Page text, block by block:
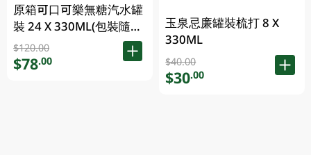
原箱可口可樂無糖汽水罐
裝 24 X 330ML(包裝隨機
發送)
$120.00
$78.00
玉泉忌廉罐裝梳打 8 X
330ML
$40.00
$30.00